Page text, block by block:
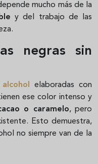
mucho más de la
y del trabajo de las
negras sin
elaboradas con
ese color intenso y
o caramelo, pero
Esto demuestra,
no siempre van de la